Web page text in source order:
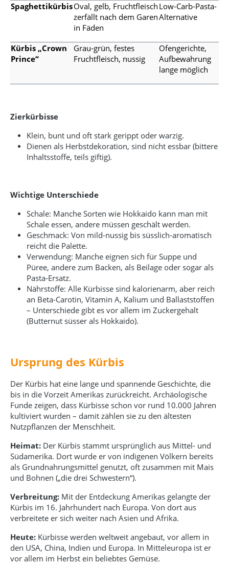
SpaghettikürbisOval, gelb, Fruchtfleisch
zerfällt nach dem Garen
in Fäden
Low-Carb-Pasta-
Alternative
Kürbis „Crown
Prince“
Grau-grün, festes
Fruchtfleisch, nussig
Ofengerichte,
Aufbewahrung
lange möglich
Zierkürbisse
Klein, bunt und oft stark gerippt oder warzig.
Dienen als Herbstdekoration, sind nicht essbar (bittere
Inhaltsstoffe, teils giftig).
Wichtige Unterschiede
Schale: Manche Sorten wie Hokkaido kann man mit
Schale essen, andere müssen geschält werden.
Geschmack: Von mild-nussig bis süsslich-aromatisch
reicht die Palette.
Verwendung: Manche eignen sich für Suppe und
Püree, andere zum Backen, als Beilage oder sogar als
Pasta-Ersatz.
Nährstoffe: Alle Kürbisse sind kalorienarm, aber reich
an Beta-Carotin, Vitamin A, Kalium und Ballaststoffen
– Unterschiede gibt es vor allem im Zuckergehalt
(Butternut süsser als Hokkaido).
Ursprung des Kürbis
Der Kürbis hat eine lange und spannende Geschichte, die
bis in die Vorzeit Amerikas zurückreicht. Archäologische
Funde zeigen, dass Kürbisse schon vor rund 10.000 Jahren
kultiviert wurden – damit zählen sie zu den ältesten
Nutzpflanzen der Menschheit.
Heimat: Der Kürbis stammt ursprünglich aus Mittel- und
Südamerika. Dort wurde er von indigenen Völkern bereits
als Grundnahrungsmittel genutzt, oft zusammen mit Mais
und Bohnen („die drei Schwestern“).
Verbreitung: Mit der Entdeckung Amerikas gelangte der
Kürbis im 16. Jahrhundert nach Europa. Von dort aus
verbreitete er sich weiter nach Asien und Afrika.
Heute: Kürbisse werden weltweit angebaut, vor allem in
den USA, China, Indien und Europa. In Mitteleuropa ist er
vor allem im Herbst ein beliebtes Gemüse.